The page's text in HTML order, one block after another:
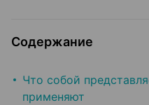
Содержание
Что собой
применяют